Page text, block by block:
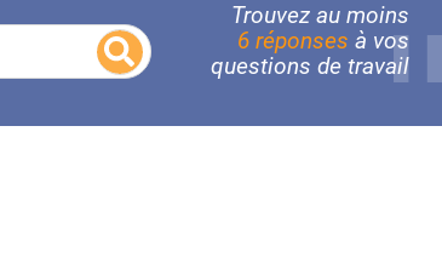
Trouvez au moins
6 réponses à vos
questions de travail